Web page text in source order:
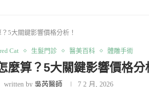
5大關鍵影響價格分析！
Cat 生髮門診 醫美百科 體雕手術
麼算？5大關鍵影響價格分
written by吳芮醫師 7 2 月, 2026